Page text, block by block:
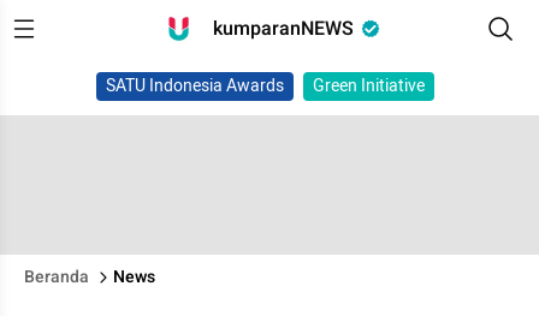
kumparanNEWS
SATU Indonesia Awards Green Initiative
Beranda News